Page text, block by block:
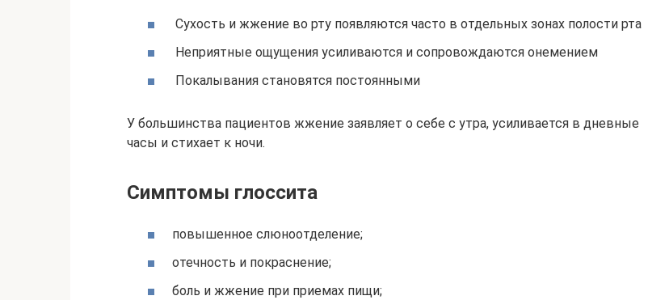
Сухость и жжение во рту появляются часто в отдельных зонах полости рта
Неприятные ощущения усиливаются и сопровождаются онемением
Покалывания становятся постоянными
У большинства пациентов жжение заявляет о себе с утра, усиливается в дневные
часы и стихает к ночи.
Симптомы глоссита
повышенное слюноотделение;
отечность и покраснение;
боль и жжение при приемах пищи;